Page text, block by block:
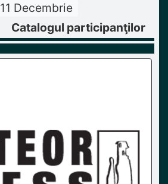
11 Decembrie
Catalogul participanţilor